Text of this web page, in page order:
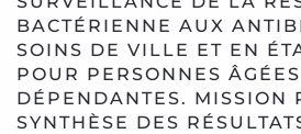
BACTÉRIENNE AUX
SOINS DE VILLE ET EN
POUR PERSONNES ÂGÉES
DÉPENDANTES. MISSION
SYNTHÈSE DES